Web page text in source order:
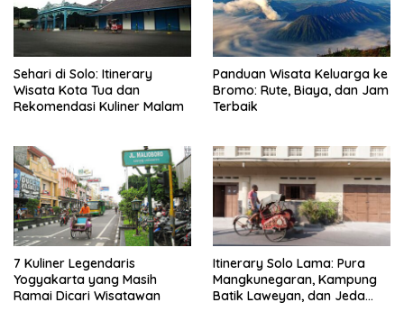
Sehari di Solo: Itinerary
Wisata Kota Tua dan
Rekomendasi Kuliner Malam
Panduan Wisata Keluarga ke
Bromo: Rute, Biaya, dan Jam
Terbaik
7 Kuliner Legendaris
Yogyakarta yang Masih
Ramai Dicari Wisatawan
Itinerary Solo Lama: Pura
Mangkunegaran, Kampung
Batik Laweyan, dan Jeda